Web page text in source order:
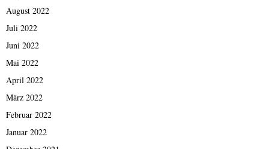
August 2022
Juli 2022
Juni 2022
Mai 2022
April 2022
März 2022
Februar 2022
Januar 2022